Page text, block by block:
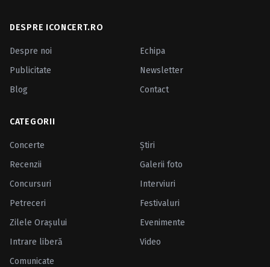
DESPRE ICONCERT.RO
Despre noi
Echipa
Publicitate
Newsletter
Blog
Contact
CATEGORII
Concerte
Ştiri
Recenzii
Galerii foto
Concursuri
Interviuri
Petreceri
Festivaluri
Zilele Oraşului
Evenimente
Intrare liberă
Video
Comunicate